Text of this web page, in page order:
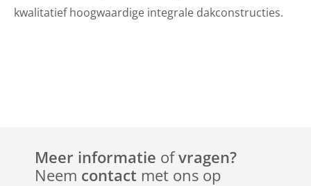
kwalitatief hoogwaardige integrale dakconstructies.
Meer informatie ofvragen?
Neem contact met ons op